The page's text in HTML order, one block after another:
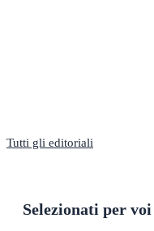
Tutti gli editoriali
Selezionati per voi